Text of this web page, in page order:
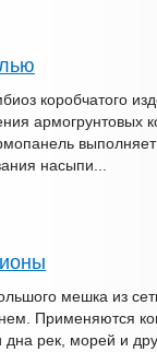
коробчатого
армогрунтовых
насыпи...
мешка из
Применяются
рек, морей и